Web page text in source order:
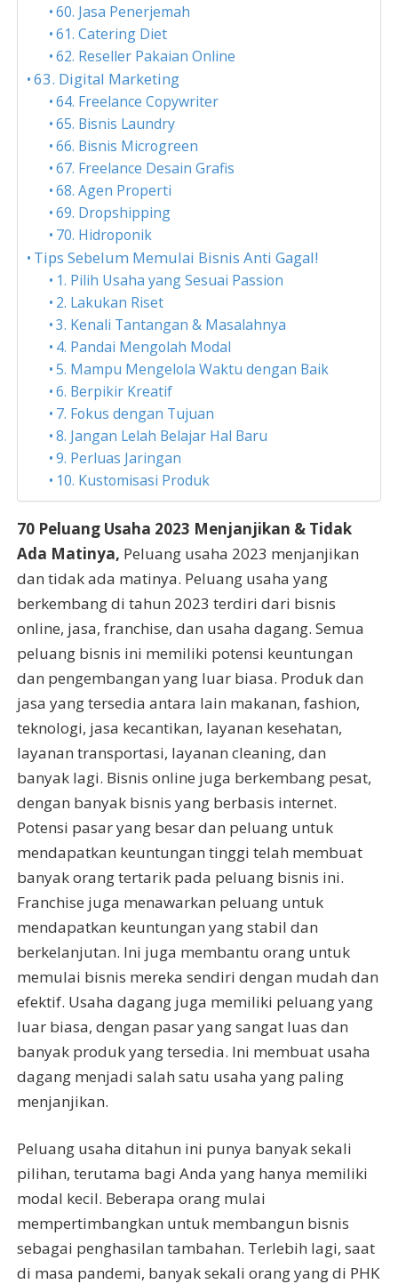
60. Jasa Penerjemah
61. Catering Diet
62. Reseller Pakaian Online
63. Digital Marketing
64. Freelance Copywriter
65. Bisnis Laundry
66. Bisnis Microgreen
67. Freelance Desain Grafis
68. Agen Properti
69. Dropshipping
70. Hidroponik
Tips Sebelum Memulai Bisnis Anti Gagal!
1. Pilih Usaha yang Sesuai Passion
2. Lakukan Riset
3. Kenali Tantangan & Masalahnya
4. Pandai Mengolah Modal
5. Mampu Mengelola Waktu dengan Baik
6. Berpikir Kreatif
7. Fokus dengan Tujuan
8. Jangan Lelah Belajar Hal Baru
9. Perluas Jaringan
10. Kustomisasi Produk
70 Peluang Usaha 2023 Menjanjikan & Tidak
Ada Matinya, Peluang usaha 2023 menjanjikan
dan tidak ada matinya. Peluang usaha yang
berkembang di tahun 2023 terdiri dari bisnis
online, jasa, franchise, dan usaha dagang. Semua
peluang bisnis ini memiliki potensi keuntungan
dan pengembangan yang luar biasa. Produk dan
jasa yang tersedia antara lain makanan, fashion,
teknologi, jasa kecantikan, layanan kesehatan,
layanan transportasi, layanan cleaning, dan
banyak lagi. Bisnis online juga berkembang pesat,
dengan banyak bisnis yang berbasis internet.
Potensi pasar yang besar dan peluang untuk
mendapatkan keuntungan tinggi telah membuat
banyak orang tertarik pada peluang bisnis ini.
Franchise juga menawarkan peluang untuk
mendapatkan keuntungan yang stabil dan
berkelanjutan. Ini juga membantu orang untuk
memulai bisnis mereka sendiri dengan mudah dan
efektif. Usaha dagang juga memiliki peluang yang
luar biasa, dengan pasar yang sangat luas dan
banyak produk yang tersedia. Ini membuat usaha
dagang menjadi salah satu usaha yang paling
menjanjikan.
Peluang usaha ditahun ini punya banyak sekali
pilihan, terutama bagi Anda yang hanya memiliki
modal kecil. Beberapa orang mulai
mempertimbangkan untuk membangun bisnis
sebagai penghasilan tambahan. Terlebih lagi, saat
di masa pandemi, banyak sekali orang yang di PHK